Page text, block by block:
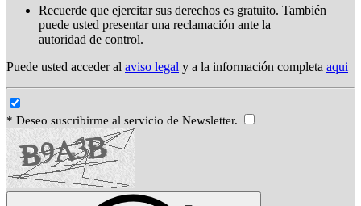
Recuerde que ejercitar sus derechos es gratuito. También
puede usted presentar una reclamación ante la
autoridad de control.
Puede usted acceder al aviso legal y a la información completa aqui
* Deseo suscribirme al servicio de Newsletter.